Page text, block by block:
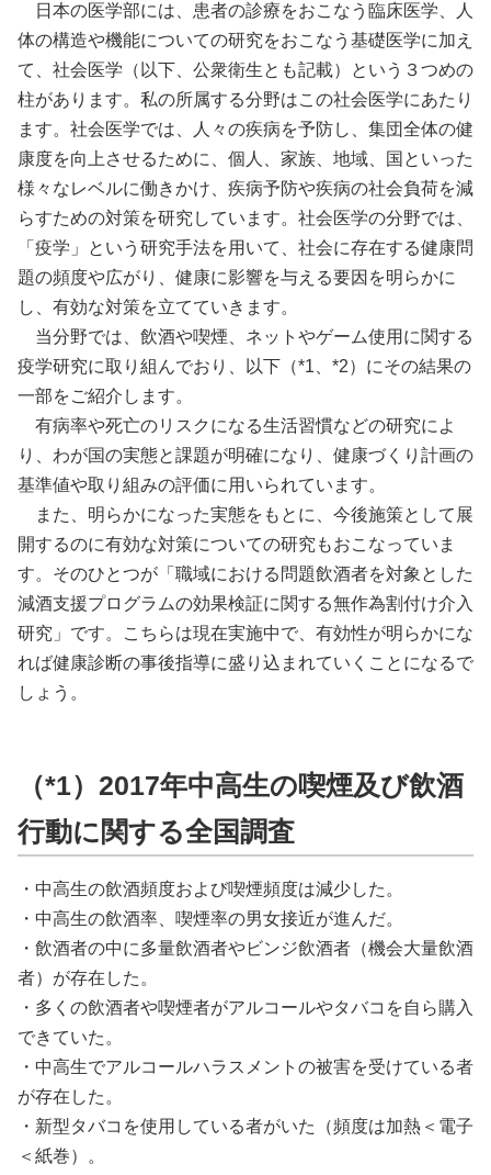
日本の医学部には、患者の診療をおこなう臨床医学、人
体の構造や機能についての研究をおこなう基礎医学に加え
て、社会医学（以下、公衆衛生とも記載）という３つめの
柱があります。私の所属する分野はこの社会医学にあたり
ます。社会医学では、人々の疾病を予防し、集団全体の健
康度を向上させるために、個人、家族、地域、国といった
様々なレベルに働きかけ、疾病予防や疾病の社会負荷を減
らすための対策を研究しています。社会医学の分野では、
「疫学」という研究手法を用いて、社会に存在する健康問
題の頻度や広がり、健康に影響を与える要因を明らかに
し、有効な対策を立てていきます。
当分野では、飲酒や喫煙、ネットやゲーム使用に関する
疫学研究に取り組んでおり、以下（*1、*2）にその結果の
一部をご紹介します。
有病率や死亡のリスクになる生活習慣などの研究によ
り、わが国の実態と課題が明確になり、健康づくり計画の
基準値や取り組みの評価に用いられています。
また、明らかになった実態をもとに、今後施策として展
開するのに有効な対策についての研究もおこなっていま
す。そのひとつが「職域における問題飲酒者を対象とした
減酒支援プログラムの効果検証に関する無作為割付け介入
研究」です。こちらは現在実施中で、有効性が明らかにな
れば健康診断の事後指導に盛り込まれていくことになるで
しょう。
（*1）2017年中高生の喫煙及び飲酒
行動に関する全国調査
・中高生の飲酒頻度および喫煙頻度は減少した。
・中高生の飲酒率、喫煙率の男女接近が進んだ。
・飲酒者の中に多量飲酒者やビンジ飲酒者（機会大量飲酒
者）が存在した。
・多くの飲酒者や喫煙者がアルコールやタバコを自ら購入
できていた。
・中高生でアルコールハラスメントの被害を受けている者
が存在した。
・新型タバコを使用している者がいた（頻度は加熱＜電子
＜紙巻）。